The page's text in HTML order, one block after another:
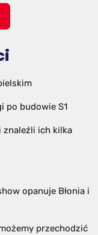
po budowie S1
znaleźli ich kilka
opanuje Błonia i
przechodzić